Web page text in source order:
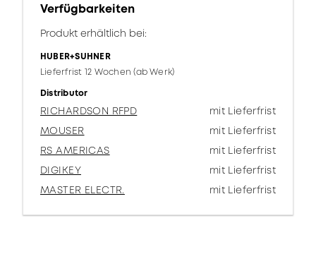
Verfügbarkeiten
Produkt erhältlich bei:
HUBER+SUHNER
Lieferfrist 12 Wochen (ab Werk)
Distributor
RICHARDSON RFPD
mit Lieferfrist
MOUSER
mit Lieferfrist
RS AMERICAS
mit Lieferfrist
DIGIKEY
mit Lieferfrist
MASTER ELECTR.
mit Lieferfrist